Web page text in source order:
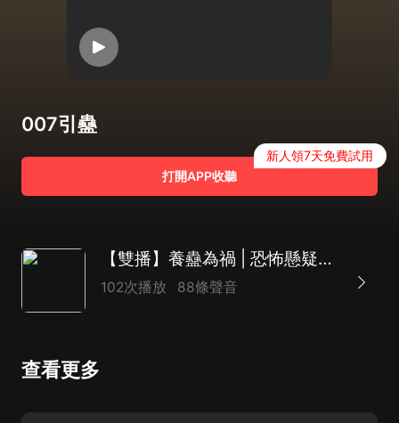
007引蠱
打開APP收聽
新人領7天免費試用
【雙播】養蠱為禍 | 恐怖懸疑&靈異驚悚
102次播放 88條聲音
查看更多